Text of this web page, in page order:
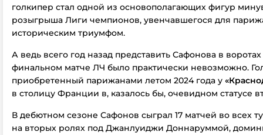
голкипер стал одной из основополагающих фигур
розыгрыша Лиги чемпионов, увенчавшегося для
историческим триумфом.
А ведь всего год назад представить Сафонова в
финальном матче ЛЧ было практически невозможно.
приобретенный парижанами летом 2024 года у
в столицу Франции в, казалось бы, очевидном статусе
В дебютном сезоне Сафонов сыграл 17 матчей во всех
на вторых ролях под Джанлуиджи Доннаруммой,